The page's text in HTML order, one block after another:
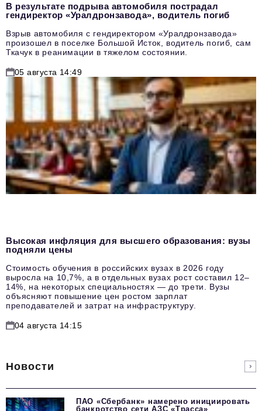
В результате подрыва автомобиля пострадал
гендиректор «Уралдронзавода», водитель погиб
Взрыв автомобиля с гендиректором «Уралдронзавода»
произошел в поселке Большой Исток, водитель погиб, сам
Ткачук в реанимации в тяжелом состоянии.
05 августа 14:49
Высокая инфляция для высшего образования: вузы
подняли цены
Стоимость обучения в российских вузах в 2026 году
выросла на 10,7%, а в отдельных вузах рост составил 12–
14%, на некоторых специальностях — до трети. Вузы
объясняют повышение цен ростом зарплат
преподавателей и затрат на инфраструктуру.
04 августа 14:15
Новости
ПАО «Сбербанк» намерено инициировать
банкротство сети АЗС «Трасса»